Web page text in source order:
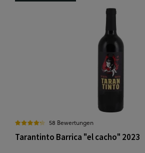
58 Bewertungen
Tarantinto Barrica "el cacho" 2023